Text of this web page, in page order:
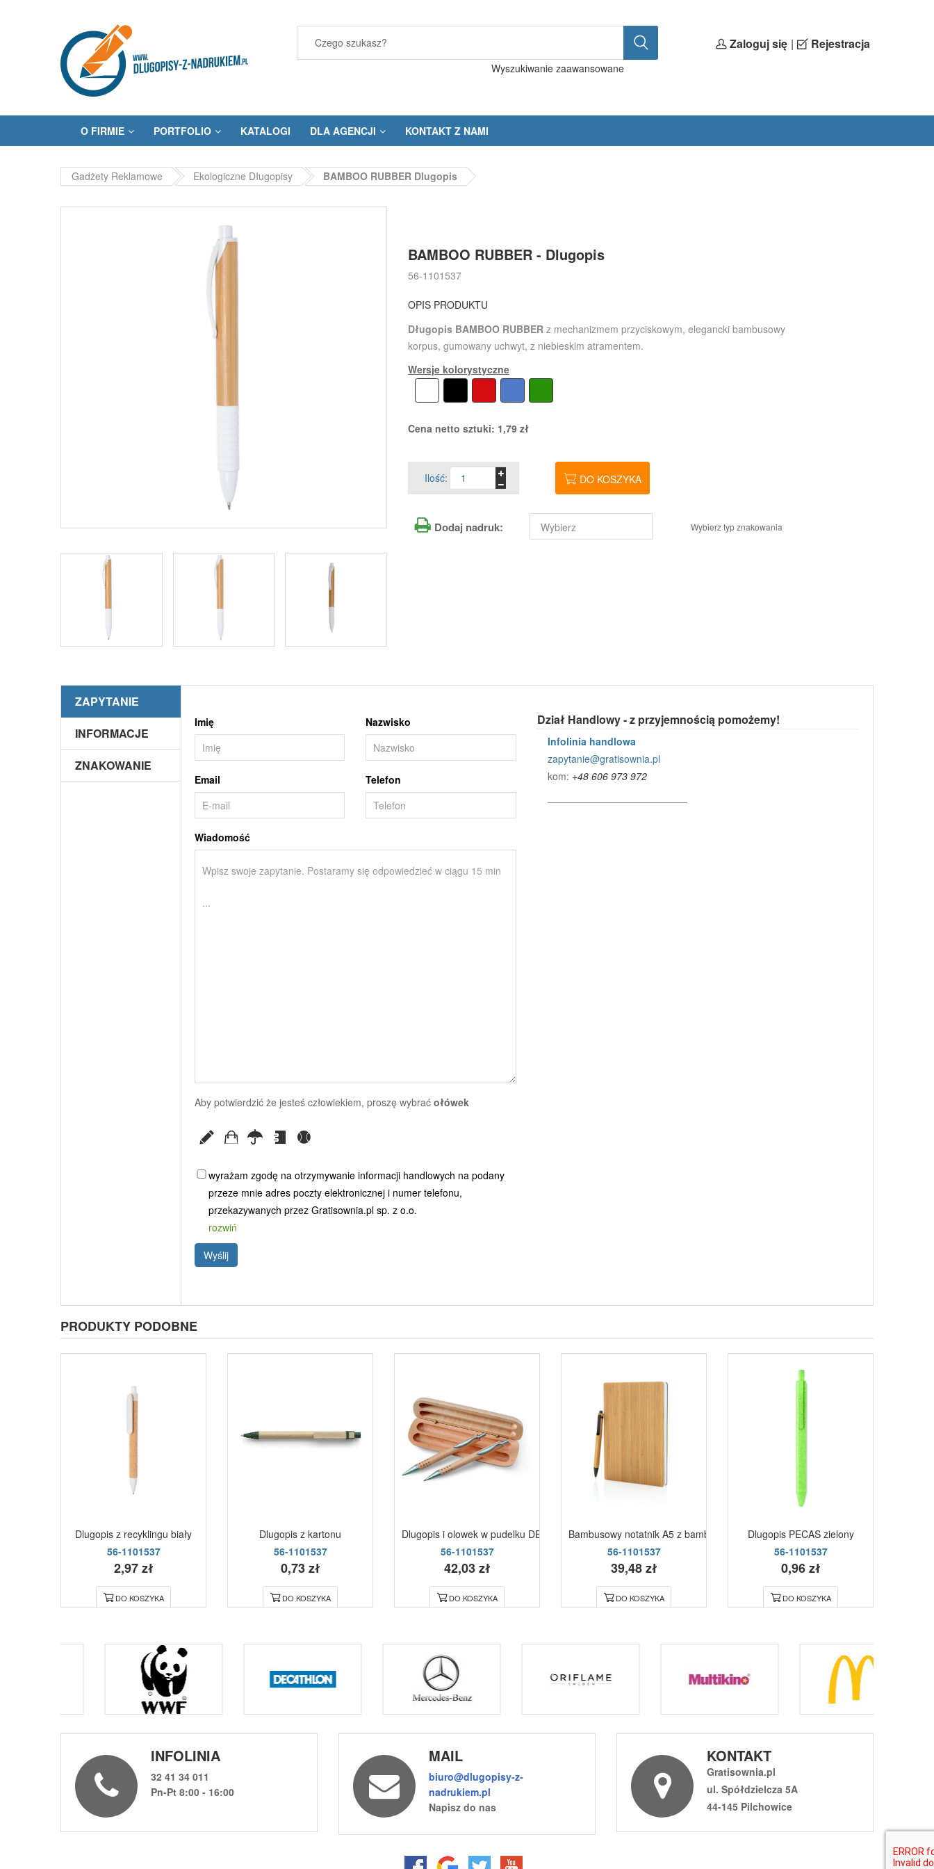
Wyszukiwanie zaawansowane
Zaloguj się | Rejestracja
O FIRMIE PORTFOLIO KATALOGI DLA AGENCJI KONTAKT Z NAMI
Gadżety Reklamowe Ekologiczne Długopisy BAMBOO RUBBER Dlugopis
BAMBOO RUBBER - Dlugopis
56-1101537
OPIS PRODUKTU
Długopis BAMBOO RUBBER z mechanizmem przyciskowym, elegancki bambusowy
korpus, gumowany uchwyt, z niebieskim atramentem.
Wersje kolorystyczne
Cena netto sztuki: 1,79 zł
Ilość: DO KOSZYKA
Dodaj nadruk: Wybierz typ znakowania
ZAPYTANIE
INFORMACJE
ZNAKOWANIE
Imię Nazwisko
Email Telefon
Wiadomość
Aby potwierdzić że jesteś człowiekiem, proszę wybrać ołówek
wyrażam zgodę na otrzymywanie informacji handlowych na podany
przeze mnie adres poczty elektronicznej i numer telefonu,
przekazywanych przez Gratisownia.pl sp. z o.o.
rozwiń
Wyślij
Dział Handlowy - z przyjemnością pomożemy!
Infolinia handlowa
zapytanie@gratisownia.pl
kom: +48 606 973 972
PRODUKTY PODOBNE
Dlugopis z recyklingu biały
56-1101537
2,97 zł
DO KOSZYKA
Dlugopis z kartonu
56-1101537
0,73 zł
DO KOSZYKA
Dlugopis i olowek w pudelku DEMOIN
56-1101537
42,03 zł
DO KOSZYKA
Bambusowy notatnik A5 z bambusowym dlugopisem brązowy
56-1101537
39,48 zł
DO KOSZYKA
Dlugopis PECAS zielony
56-1101537
0,96 zł
DO KOSZYKA
INFOLINIA
32 41 34 011
Pn-Pt 8:00 - 16:00
MAIL
biuro@dlugopisy-z-
nadrukiem.pl
Napisz do nas
KONTAKT
Gratisownia.pl
ul. Spółdzielcza 5A
44-145 Pilchowice